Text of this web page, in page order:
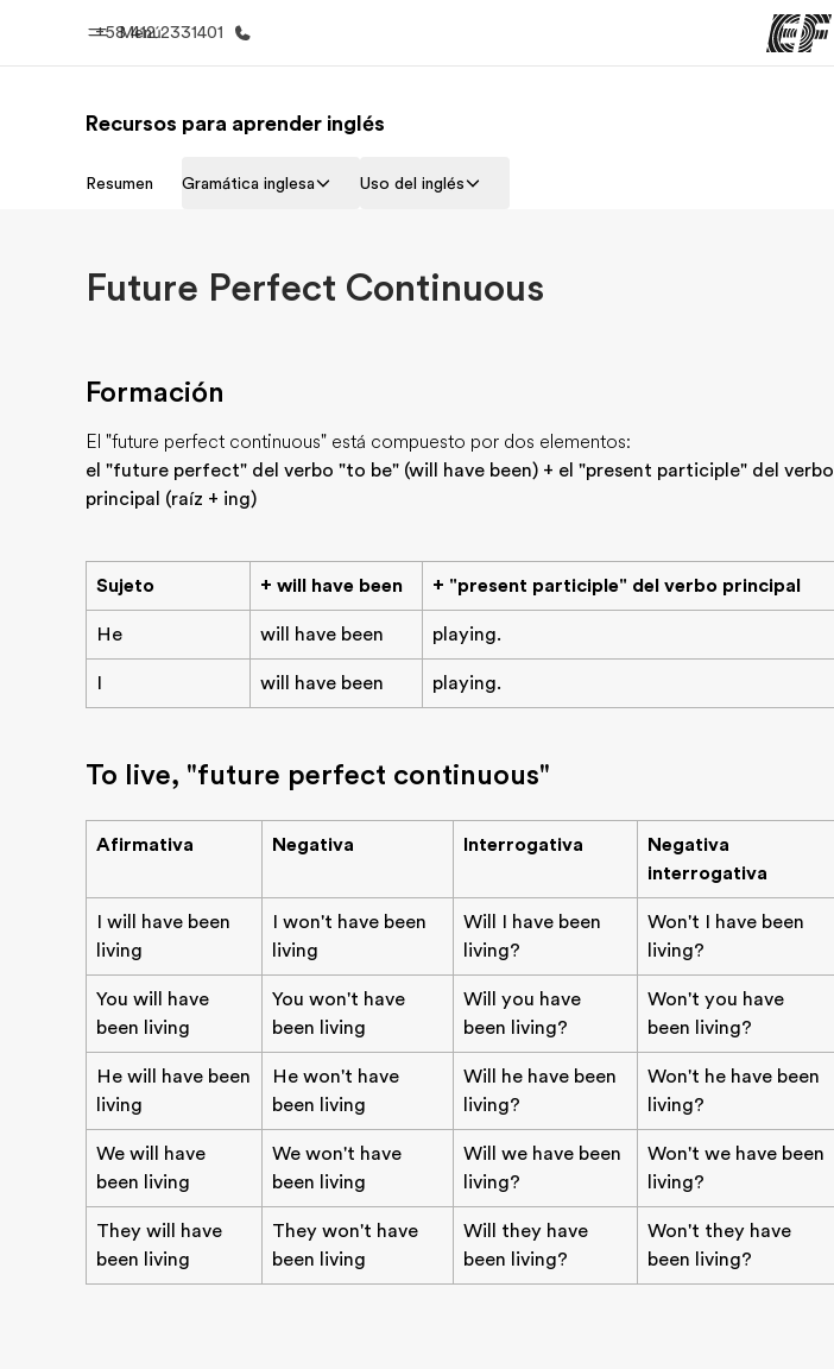
Menú
+58 412 2331401
Inicio
Recursos para aprender inglés
Resumen Gramática inglesa Uso del inglés
Future Perfect Continuous
Formación
El "future perfect continuous" está compuesto por dos elementos:
el "future perfect" del verbo "to be" (will have been) + el "present participle" del verbo
principal (raíz + ing)
Sujeto + will have been + "present participle" del verbo principal
He will have been playing.
I will have been playing.
To live, "future perfect continuous"
Afirmativa Negativa Interrogativa
Negativa
interrogativa
I will have been
living
I won't have been
living
Will I have been
living?
Won't I have been
living?
You will have
been living
You won't have
been living
Will you have
been living?
Won't you have
been living?
He will have been
living
He won't have
been living
Will he have been
living?
Won't he have been
living?
We will have
been living
We won't have
been living
Will we have been
living?
Won't we have been
living?
They will have
been living
They won't have
been living
Will they have
been living?
Won't they have
been living?